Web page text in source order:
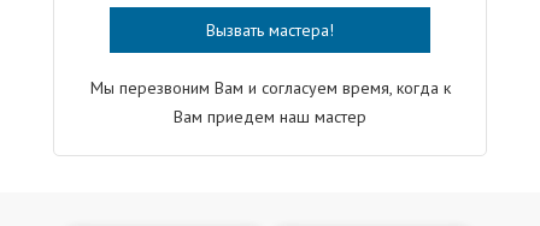
Мы перезвоним Вам и согласуем время, когда к
Вам приедем наш мастер